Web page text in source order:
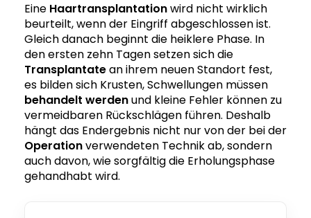
Eine Haartransplantationwird nicht wirklich
beurteilt, wenn der Eingriff abgeschlossen ist.
Gleich danach beginnt die heiklere Phase. In
den ersten zehn Tagen setzen sich die
Transplantatean ihrem neuen Standort fest,
es bilden sich Krusten, Schwellungen müssen
behandelt werdenund kleine Fehler können zu
vermeidbaren Rückschlägen führen. Deshalb
hängt das Endergebnis nicht nur von der bei der
Operationverwendeten Technik ab, sondern
auch davon, wie sorgfältig die Erholungsphase
gehandhabt wird.